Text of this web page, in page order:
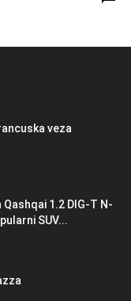
veza
1.2 DIG-T N-
SUV...